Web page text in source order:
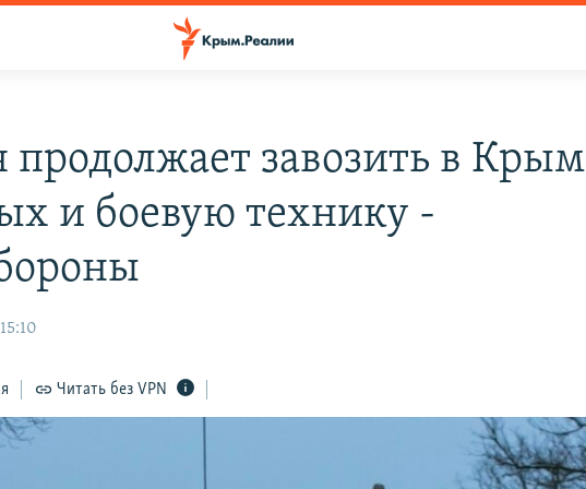
продолжает завозить в Крым
и боевую технику -
Читать без VPN